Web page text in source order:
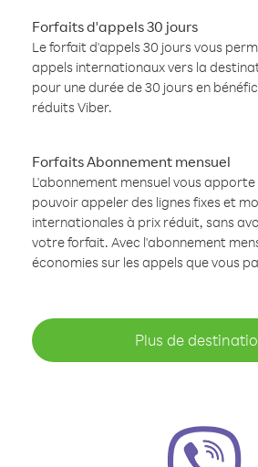
Forfaits d'appels 30 jours
Le forfait d'appels 30 jours vous
appels internationaux vers la
pour une durée de 30 jours en
réduits Viber.
Forfaits Abonnement mensuel
L'abonnement mensuel vous
pouvoir appeler des lignes fixes et
internationales à prix réduit, sans
votre forfait. Avec l'abonnement
économies sur les appels que vous
Plus de